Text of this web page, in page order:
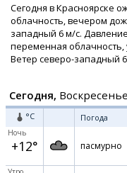
Сегодня в Красноярске
облачность, вечером
западный 6 м/с. Давление
переменная
Ветер северо-западный
Сегодня,
°C Погода
Ночь
+12° пасмурно